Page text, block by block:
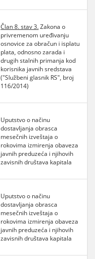
Član 8. stav 3.Zakona o
privremenom uređivanju
osnovice za obračun i isplatu
plata, odnosno zarada i
drugih stalnih primanja kod
korisnika javnih sredstava
("Službeni glasnik RS", broj
116/2014)
Uputstvo o načinu
dostavljanja obrasca
mesečnih izveštaja o
rokovima izmirenja obaveza
javnih preduzeća i njihovih
zavisnih društava kapitala
Uputstvo o načinu
dostavljanja obrasca
mesečnih izveštaja o
rokovima izmirenja obaveza
javnih preduzeća i njihovih
zavisnih društava kapitala